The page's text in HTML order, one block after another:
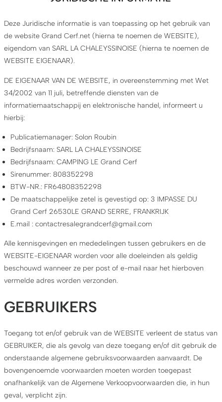
Deze Juridische informatie is van toepassing op het gebruik van
de website Grand Cerf.net (hierna te noemen de WEBSITE),
eigendom van SARL LA CHALEYSSINOISE (hierna te noemen de
WEBSITE EIGENAAR).
DE EIGENAAR VAN DE WEBSITE, in overeenstemming met Wet
34/2002 van 11 juli, betreffende diensten van de
informatiemaatschappij en elektronische handel, informeert u
hierbij:
Publicatiemanager: Solon Roubin
Bedrijfsnaam: SARL LA CHALEYSSINOISE
Bedrijfsnaam: CAMPING LE Grand Cerf
Sirenummer: 808352298
BTW-NR.: FR64808352298
De maatschappelijke zetel is gevestigd op: 3 IMPASSE DU
Grand Cerf 26530LE GRAND SERRE, FRANKRIJK
E.mail : contactresalegrandcerf@gmail.com
Alle kennisgevingen en mededelingen tussen gebruikers en de
WEBSITE-EIGENAAR worden voor alle doeleinden als geldig
beschouwd wanneer ze per post of e-mail naar het hierboven
vermelde adres worden verzonden.
GEBRUIKERS
Toegang tot en/of gebruik van de WEBSITE verleent de status van
GEBRUIKER, die als gevolg van deze toegang en/of dit gebruik de
onderstaande algemene gebruiksvoorwaarden aanvaardt. De
bovengenoemde voorwaarden moeten worden toegepast
onafhankelijk van de Algemene Verkoopvoorwaarden die, in hun
geval, verplicht zijn.